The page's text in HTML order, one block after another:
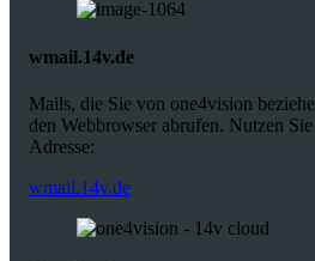
wmail.14v.de
Mails, die Sie von one4vision
den Webbrowser abrufen. Nutzen
Adresse:
wmail.14v.de